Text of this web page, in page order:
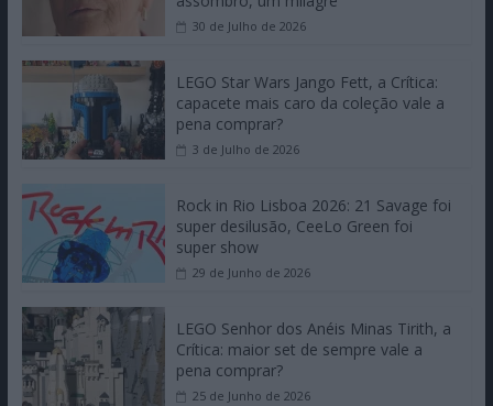
30 de Julho de 2026
LEGO Star Wars Jango Fett, a Crítica:
capacete mais caro da coleção vale a
pena comprar?
3 de Julho de 2026
Rock in Rio Lisboa 2026: 21 Savage foi
super desilusão, CeeLo Green foi
super show
29 de Junho de 2026
LEGO Senhor dos Anéis Minas Tirith, a
Crítica: maior set de sempre vale a
pena comprar?
25 de Junho de 2026